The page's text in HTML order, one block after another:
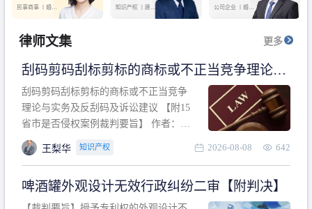
民事商事 丨 婚姻
知识产权 丨 建设
公司企业 丨婚姻
房产纠纷
律师文集 更多
刮码剪码刮标剪标的商标或不正当竞争理论与
实务及反刮码及诉讼建议 【附15省市是否侵权
案例裁判要旨】
刮码剪码刮标剪标的商标或不正当竞争
理论与实务及反刮码及诉讼建议 【附15
省市是否侵权案例裁判要旨】 作者：浙
江杭知桥律师事务所 王梨华 周靖超 【导
读】 第一部分：刮码剪码刮标剪标的商
诉讼建议 第二部分：15省市是否侵权案
例的裁判要旨 目录 第一部分、刮码剪码
王梨华 知识产权 2026-08-08 642
啤酒罐外观设计无效行政纠纷二审【附判决】